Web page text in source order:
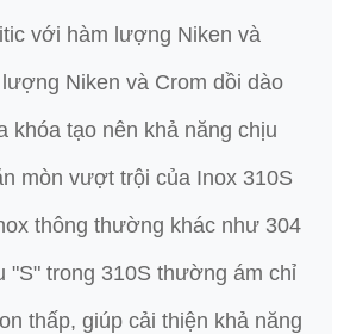
với hàm lượng Niken và
Niken và Crom dồi dào
khóa tạo nên khả năng chịu
mòn vượt trội của Inox 310S
thông thường khác như 304
"S" trong 310S thường ám chỉ
thấp, giúp cải thiện khả năng